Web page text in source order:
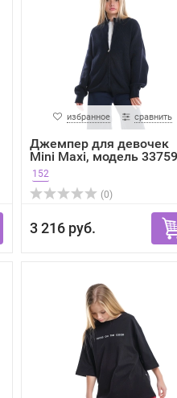
избранное сравнить
Джемпер для девочек
Mini Maxi, модель
152
(0)
3 216 руб.